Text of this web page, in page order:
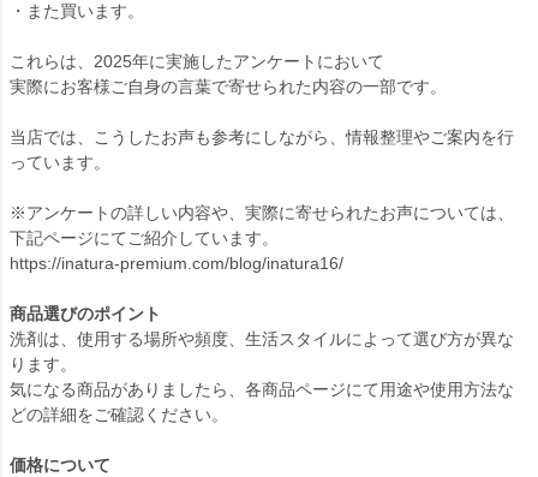
・また買います。
これらは、2025年に実施したアンケートにおいて
実際にお客様ご自身の言葉で寄せられた内容の一部です。
当店では、こうしたお声も参考にしながら、情報整理やご案内を行
っています。
※アンケートの詳しい内容や、実際に寄せられたお声については、
下記ページにてご紹介しています。
https://inatura-premium.com/blog/inatura16/
商品選びのポイント
洗剤は、使用する場所や頻度、生活スタイルによって選び方が異な
ります。
気になる商品がありましたら、各商品ページにて用途や使用方法な
どの詳細をご確認ください。
価格について